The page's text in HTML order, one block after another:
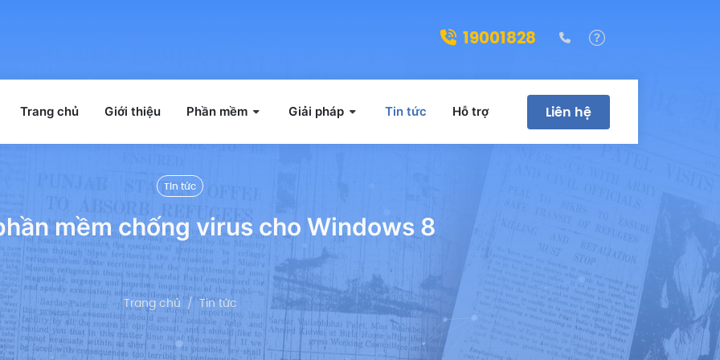
19001828 (028)39322188
Liên hệ
Trang chủ Giới thiệu Phần mềm Giải pháp Tin tức Hỗ trợ
Tin tức
mềm chống virus cho Windows 8
Trang chủ Tin tức